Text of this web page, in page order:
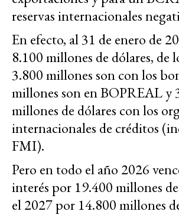
reservas internacionales
En efecto, al 31 de enero de
8.100 millones de dólares, de
3.800 millones son con los
millones son en BOPREAL y
millones de dólares con los
internacionales de créditos
FMI).
Pero en todo el año 2026
interés por 19.400 millones
el 2027 por 14.800 millones